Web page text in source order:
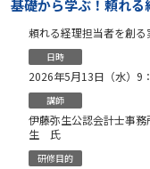
基礎から学ぶ！頼れ
頼れる経理担当者を創
日時
2026年5月13日（水）9
講師
伊藤弥生公認会計士事
生 氏
研修目的